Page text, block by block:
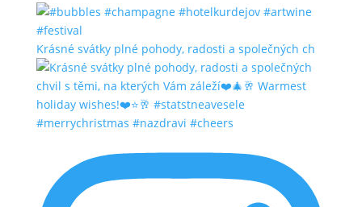
Krásné svátky plné pohody, radosti a společných ch